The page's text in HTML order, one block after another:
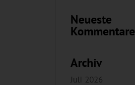
Neueste
Kommentare
Archiv
Juli 2026